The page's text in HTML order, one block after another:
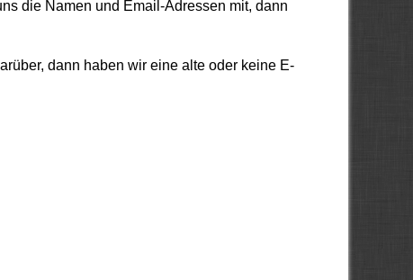
die Namen und Email-Adressen mit, dann
dann haben wir eine alte oder keine E-